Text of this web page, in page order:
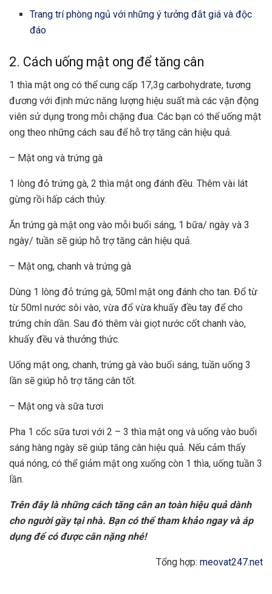
Trang trí phòng ngủ với những ý tưởng đắt giá và độc
đáo
2. Cách uống mật ong để tăng cân
1 thìa mật ong có thể cung cấp 17,3g carbohydrate, tương
đương với định mức năng lượng hiệu suất mà các vận động
viên sử dụng trong mỗi chặng đua. Các bạn có thể uống mật
ong theo những cách sau để hỗ trợ tăng cân hiệu quả.
– Mật ong và trứng gà
1 lòng đỏ trứng gà, 2 thìa mật ong đánh đều. Thêm vài lát
gừng rồi hấp cách thủy.
Ăn trứng gà mật ong vào mỗi buổi sáng, 1 bữa/ ngày và 3
ngày/ tuần sẽ giúp hỗ trợ tăng cân hiệu quả.
– Mật ong, chanh và trứng gà
Dùng 1 lòng đỏ trứng gà, 50ml mật ong đánh cho tan. Đổ từ
từ 50ml nước sôi vào, vừa đổ vừa khuấy đều tay để cho
trứng chín dần. Sau đó thêm vài giọt nước cốt chanh vào,
khuấy đều và thưởng thức.
Uống mật ong, chanh, trứng gà vào buổi sáng, tuần uống 3
lần sẽ giúp hỗ trợ tăng cân tốt.
– Mật ong và sữa tươi
Pha 1 cốc sữa tươi với 2 – 3 thìa mật ong và uống vào buổi
sáng hàng ngày sẽ giúp tăng cân hiệu quả. Nếu cảm thấy
quá nóng, có thể giảm mật ong xuống còn 1 thìa, uống tuần 3
lần.
Trên đây là những cách tăng cân an toàn hiệu quả dành
cho người gầy tại nhà. Bạn có thể tham khảo ngay và áp
dụng để có được cân nặng nhé!
Tổng hợp: meovat247.net